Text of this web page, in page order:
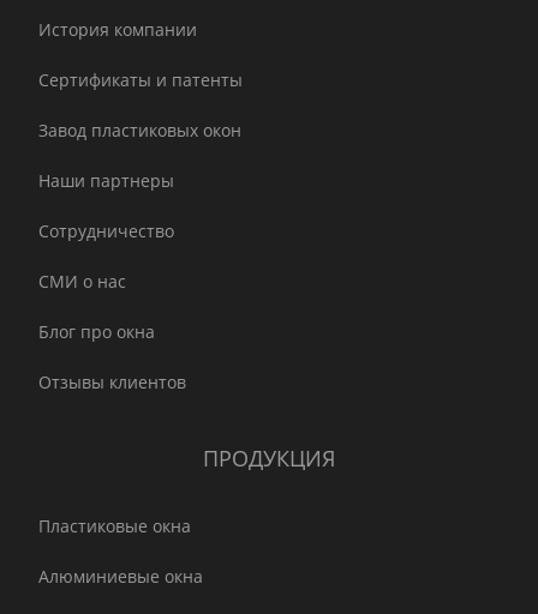
История компании
Сертификаты и патенты
Завод пластиковых окон
Наши партнеры
Сотрудничество
СМИ о нас
Блог про окна
Отзывы клиентов
ПРОДУКЦИЯ
Пластиковые окна
Алюминиевые окна